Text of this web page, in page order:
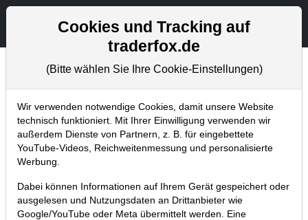
Aktien- und Artikelsuche
Chartanalysen
Home Blog Chartanalysen
Chartanalyse Novo Nordisk: Dänen
lassen Konkurrenz alt aussehen! Big-
Picture Breakout in Sicht!
23.02.2018 um 11:54 Uhr | P. Uhlschmied
Cookies und Tracking auf
traderfox.de
(Bitte wählen Sie Ihre Cookie-Einstellungen)
Wir verwenden notwendige Cookies, damit unsere Website
technisch funktioniert. Mit Ihrer Einwilligung verwenden wir
außerdem Dienste von Partnern, z. B. für eingebettete
YouTube-Videos, Reichweitenmessung und personalisierte
Werbung.
Dabei können Informationen auf Ihrem Gerät gespeichert oder
ausgelesen und Nutzungsdaten an Drittanbieter wie
Google/YouTube oder Meta übermittelt werden. Eine